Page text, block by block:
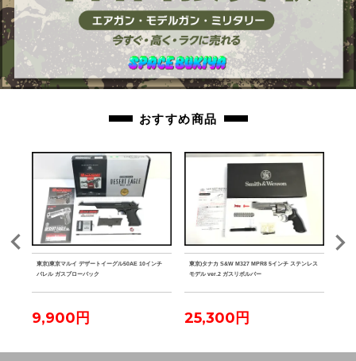
おすすめ商品
東京)東京マルイ デザートイーグル50AE 10インチ
バレル ガスブローバック
9,900円
東京)タナカ S&W M327 MPR8 5インチ ステンレス
モデル ver.2 ガスリボルバー
25,300円